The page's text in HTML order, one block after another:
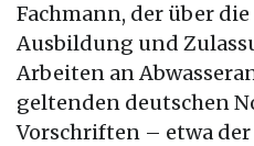
Fachmann, der über
Ausbildung und
Arbeiten an
geltenden deutschen
Vorschriften – etwa der